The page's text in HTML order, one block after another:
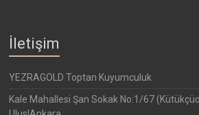
İletişim
YEZRAGOLD Toptan Kuyumculuk
Kale Mahallesi Şan Sokak No:1/67